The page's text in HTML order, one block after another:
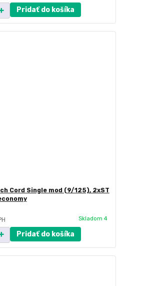
Pridať do košíka
Cord Single mod (9/125), 2xST
Skladom 4
Pridať do košíka